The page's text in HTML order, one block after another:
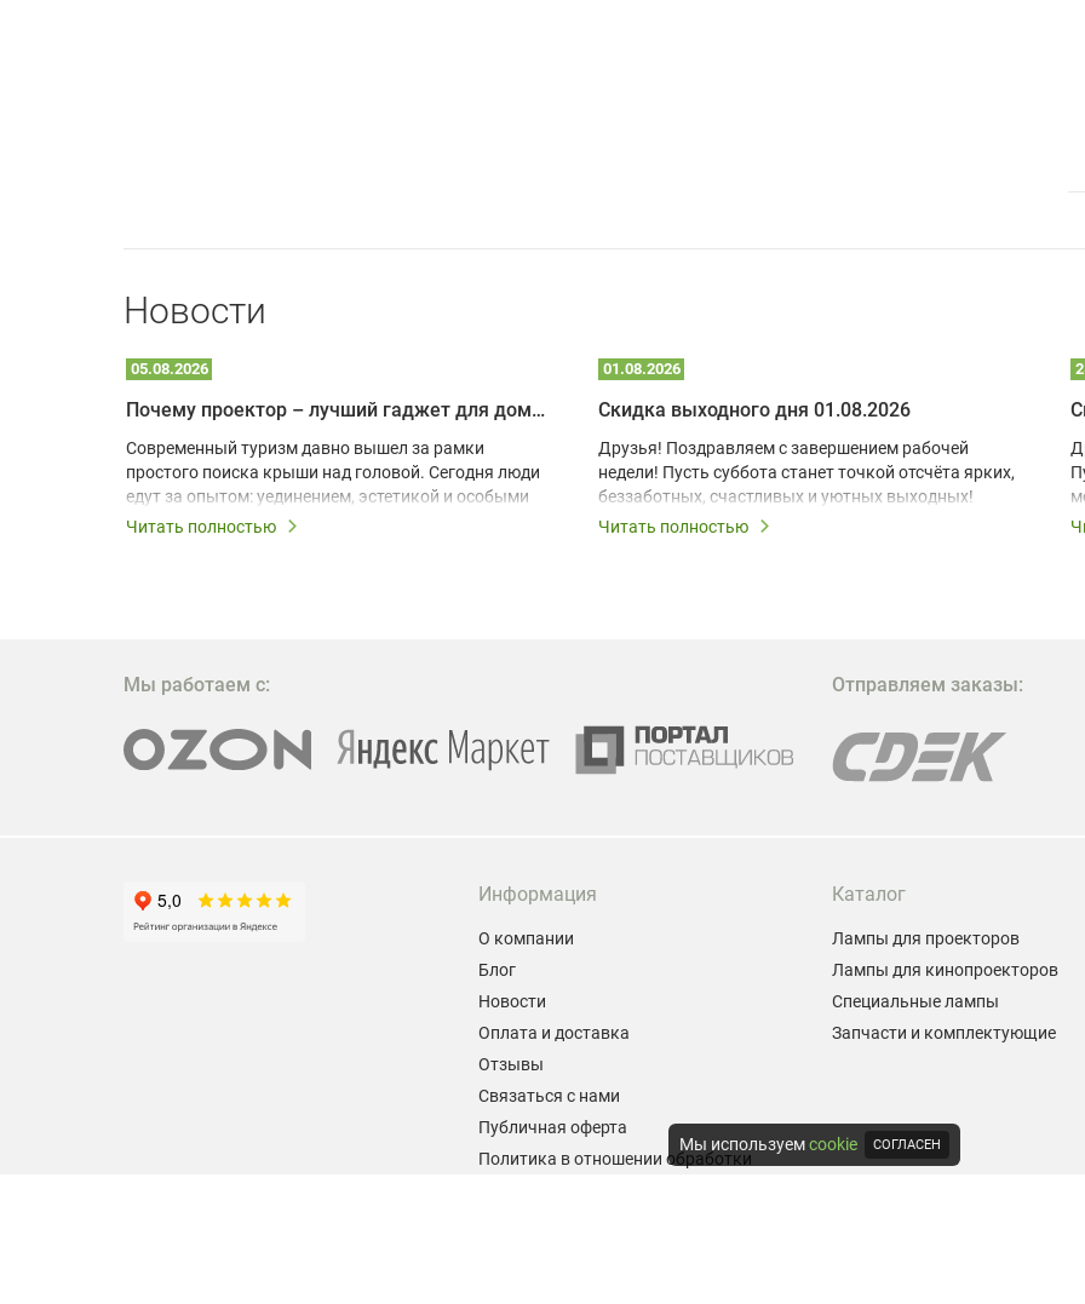
Новости
05.08.2026
Почему проектор – лучший гаджет для домика в глэмпинге
Современный туризм давно вышел за рамки
простого поиска крыши над головой. Сегодня люди
едут за опытом: уединением, эстетикой и особыми
ощущениями. Владельцы A-frame домов,
эффективных и бюджетных способов стать
проектора.
Читать полностью
01.08.2026
Скидка выходного дня 01.08.2026
Друзья! Поздравляем с завершением рабочей
недели! Пусть суббота станет точкой отсчёта ярких,
беззаботных, счастливых и уютных выходных!
Читать полностью
Мы работаем с: Отправляем заказы:
Информация
О компании
Блог
Новости
Оплата и доставка
Отзывы
Связаться с нами
Публичная оферта
Политика в отношении обработки
Каталог
Лампы для проекторов
Лампы для кинопроекторов
Специальные лампы
Запчасти и комплектующие
Мы используемcookie СОГЛАСЕН